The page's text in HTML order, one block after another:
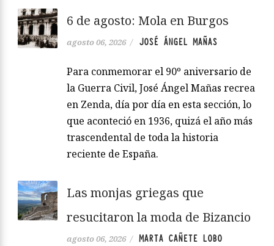
6 de agosto: Mola en Burgos
agosto 06, 2026 / JOSÉ ÁNGEL MAÑAS
Para conmemorar el 90º aniversario de
la Guerra Civil, José Ángel Mañas recrea
en Zenda, día por día en esta sección, lo
que aconteció en 1936, quizá el año más
trascendental de toda la historia
reciente de España.
Las monjas griegas que
resucitaron la moda de Bizancio
agosto 06, 2026 / MARTA CAÑETE LOBO